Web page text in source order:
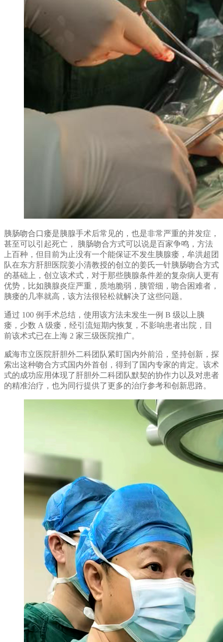
胰肠吻合口瘘是胰腺手术后常见的，也是非常严重的并发症，
甚至可以引起死亡， 胰肠吻合方式可以说是百家争鸣，方法
上百种，但目前为止没有一个能保证不发生胰腺瘘，牟洪超团
队在东方肝胆医院姜小清教授的创立的姜氏一针胰肠吻合方式
的基础上，创立该术式，对于那些胰腺条件差的复杂病人更有
优势，比如胰腺炎症严重，质地脆弱，胰管细，吻合困难者，
胰瘘的几率就高，该方法很轻松就解决了这些问题。
通过 100 例手术总结，使用该方法未发生一例 B 级以上胰
瘘，少数 A 级瘘，经引流短期内恢复，不影响患者出院，目
前该术式已在上海 2 家三级医院推广。
威海市立医院肝胆外二科团队紧盯国内外前沿，坚持创新，探
索出这种吻合方式国内外首创，得到了国内专家的肯定。该术
式的成功应用体现了肝胆外二科团队默契的协作力以及对患者
的精准治疗，也为同行提供了更多的治疗参考和创新思路。